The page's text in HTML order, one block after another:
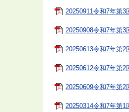
20250911令和7年第
20250908令和7年第
20250613令和7年第
20250612令和7年第
20250609令和7年第
20250314令和7年第